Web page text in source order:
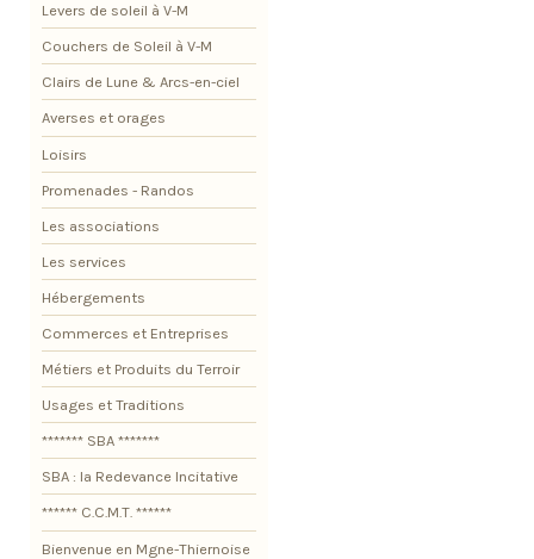
Levers de soleil à V-M
Couchers de Soleil à V-M
Clairs de Lune & Arcs-en-ciel
Averses et orages
Loisirs
Promenades - Randos
Les associations
Les services
Hébergements
Commerces et Entreprises
Métiers et Produits du Terroir
Usages et Traditions
******* SBA *******
SBA : la Redevance Incitative
****** C.C.M.T. ******
Bienvenue en Mgne-Thiernoise